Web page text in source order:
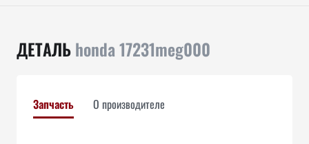
ДЕТАЛЬhonda 17231meg000
Запчасть О производителе